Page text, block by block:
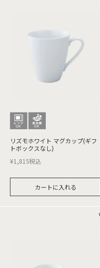
リズモホワイト マグカップ(ギフ
トボックスなし)
¥1,815税込
カートに入れる